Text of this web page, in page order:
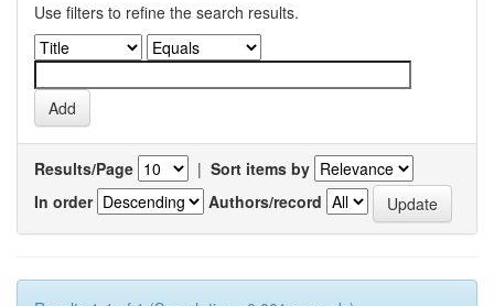
Use filters to refine the search results.
Results/Page | Sort items by
In order
Authors/record